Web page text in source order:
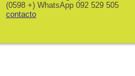
(0598 +) WhatsApp 092 529 505
contacto